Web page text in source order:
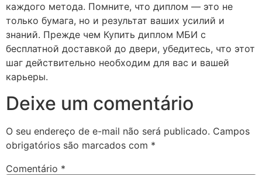
каждого метода. Помните, что диплом — это не
только бумага, но и результат ваших усилий и
знаний. Прежде чем Купить диплом МБИ с
бесплатной доставкой до двери, убедитесь, что этот
шаг действительно необходим для вас и вашей
карьеры.
Deixe um comentário
O seu endereço de e-mail não será publicado. Campos
obrigatórios são marcados com *
Comentário *